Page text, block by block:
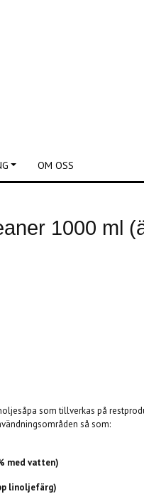
OM OSS
1000 ml
som tillverkas på
så som:
med vatten)
linoljefärg)